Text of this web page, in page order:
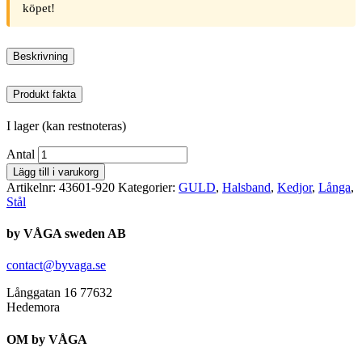
köpet!
Beskrivning
Produkt fakta
I lager (kan restnoteras)
Antal
Lägg till i varukorg
Artikelnr: 43601-920 Kategorier: GULD, Halsband, Kedjor, Långa,
Stål
by VÅGA sweden AB
contact@byvaga.se
Långgatan 16 77632
Hedemora
OM by VÅGA